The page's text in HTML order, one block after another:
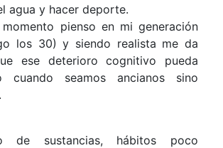
agua y hacer deporte.
pienso en mi generación
los 30) y siendo realista me da
ese deterioro cognitivo pueda
cuando seamos ancianos sino
de sustancias, hábitos poco